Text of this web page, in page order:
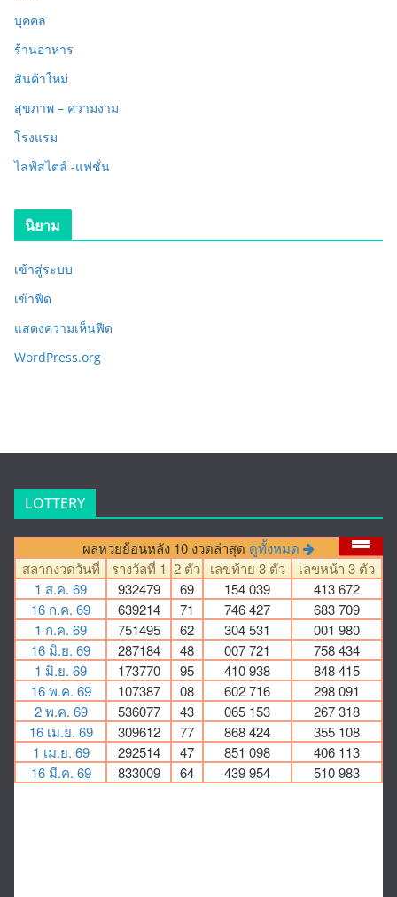
บุคคล
ร้านอาหาร
สินค้าใหม่
สุขภาพ – ความงาม
โรงแรม
ไลฟ์สไตล์ -แฟชั่น
นิยาม
เข้าสู่ระบบ
เข้าฟีด
แสดงความเห็นฟีด
WordPress.org
LOTTERY